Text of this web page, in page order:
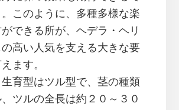
。このように、多種多様な楽
ができる所が、ヘデラ・ヘリ
の高い人気を支える大きな要
ます。
育型はツル型で、茎の種類
ツルの全長は約２０～３０